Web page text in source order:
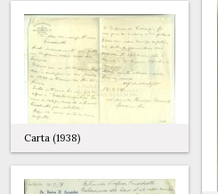
Carta (1938)